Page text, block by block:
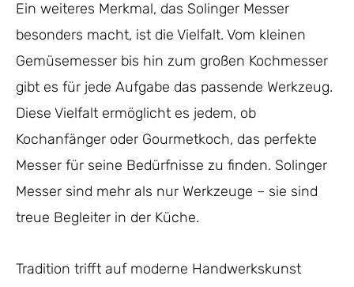
Ein weiteres Merkmal, das Solinger Messer
besonders macht, ist die Vielfalt. Vom kleinen
Gemüsemesser bis hin zum großen Kochmesser
gibt es für jede Aufgabe das passende Werkzeug.
Diese Vielfalt ermöglicht es jedem, ob
Kochanfänger oder Gourmetkoch, das perfekte
Messer für seine Bedürfnisse zu finden. Solinger
Messer sind mehr als nur Werkzeuge – sie sind
treue Begleiter in der Küche.
Tradition trifft auf moderne Handwerkskunst